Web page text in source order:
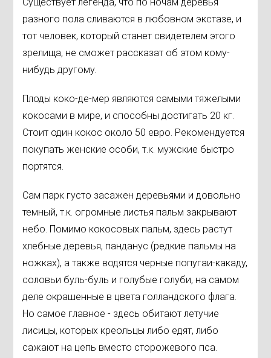
Существует легенда, что по ночам деревья
разного пола сливаются в любовном экстазе, и
тот человек, который станет свидетелем этого
зрелища, не сможет рассказат об этом кому-
нибудь другому.
Плоды коко-де-мер являются самыми тяжелыми
кокосами в мире, и способны достигать 20 кг.
Стоит один кокос около 50 евро. Рекомендуется
покупать женские особи, т.к. мужские быстро
портятся.
Сам парк густо засажен деревьями и довольно
темный, т.к. огромные листья пальм закрывают
небо. Помимо кокосовых пальм, здесь растут
хлебные деревья, панданус (редкие пальмы на
ножках), а также водятся черные попугаи-какаду,
соловьи буль-буль и голубые голуби, на самом
деле окрашенные в цвета голландского флага.
Но самое главное - здесь обитают летучие
лисицы, которых креольцы либо едят, либо
сажают на цепь вместо сторожевого пса.